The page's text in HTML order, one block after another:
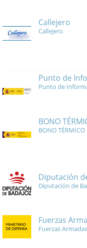
Callejero
Callejero
Punto de
Punto de
BONO
BONO TÉRMICO
Diputación
Diputación de
Fuerzas
Fuerzas Armadas